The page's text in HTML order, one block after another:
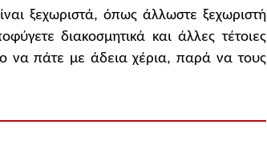
ξεχωριστά, όπως άλλωστε ξεχωριστή
διακοσμητικά και άλλες τέτοιες
να πάτε με άδεια χέρια, παρά να τους